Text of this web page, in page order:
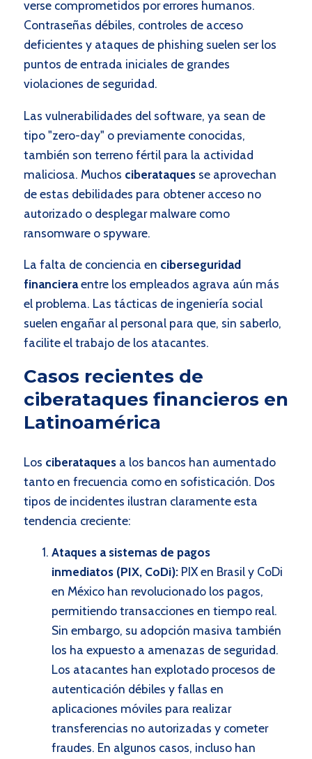
verse comprometidos por errores humanos.
Contraseñas débiles, controles de acceso
deficientes y ataques de phishing suelen ser los
puntos de entrada iniciales de grandes
violaciones de seguridad.
Las vulnerabilidades del software, ya sean de
tipo "zero-day" o previamente conocidas,
también son terreno fértil para la actividad
maliciosa. Muchos ciberataquesse aprovechan
de estas debilidades para obtener acceso no
autorizado o desplegar malware como
ransomware o spyware.
La falta de conciencia en ciberseguridad
financieraentre los empleados agrava aún más
el problema. Las tácticas de ingeniería social
suelen engañar al personal para que, sin saberlo,
facilite el trabajo de los atacantes.
Casos recientes de
ciberataques financieros en
Latinoamérica
Los ciberataquesa los bancos han aumentado
tanto en frecuencia como en sofisticación. Dos
tipos de incidentes ilustran claramente esta
tendencia creciente:
Ataques a sistemas de pagos
inmediatos (PIX, CoDi):PIX en Brasil y CoDi
en México han revolucionado los pagos,
permitiendo transacciones en tiempo real.
Sin embargo, su adopción masiva también
los ha expuesto a amenazas de seguridad.
Los atacantes han explotado procesos de
autenticación débiles y fallas en
aplicaciones móviles para realizar
transferencias no autorizadas y cometer
fraudes. En algunos casos, incluso han